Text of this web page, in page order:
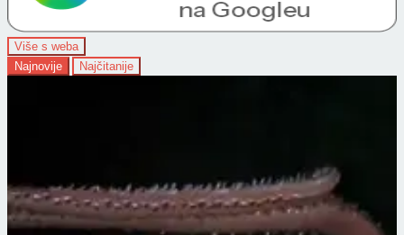
Više s weba
Najnovije
Najčitanije